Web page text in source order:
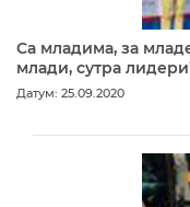
Са младима, за
млади, сутра
Датум: 25.09.2020